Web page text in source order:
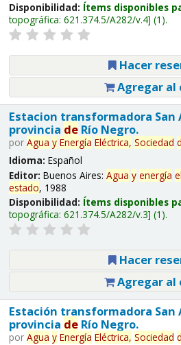
Disponibilidad: Ítems disponibles
topográfica: 621.374.5/A282/v.4 (1).
Hacer
Agregar al
Estacion transformadora San
provincia deRío Negro.
por Agua y Energía Eléctrica, Sociedad
Idioma: Español
Editor: Buenos Aires: Agua y energía
estado, 1988
Disponibilidad: Ítems disponibles
topográfica: 621.374.5/A282/v.3 (1).
Hacer
Agregar al
Estación transformadora San
provincia deRío Negro.
por Agua y Energía Eléctrica, Sociedad